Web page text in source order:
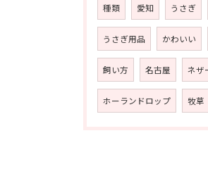
種類 愛知 うさぎ
うさぎ用品 かわいい
飼い方 名古屋 ネザ
ホーランドロップ 牧草